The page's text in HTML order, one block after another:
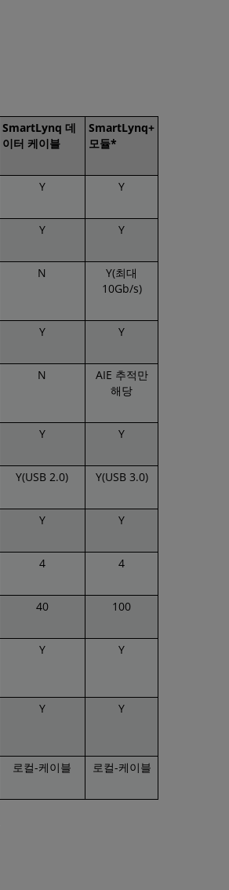
SmartLynq 데
이터 케이블
SmartLynq+
모듈*
Y Y
Y Y
N
Y(최대
10Gb/s)
Y Y
N
AIE 추적만
해당
Y Y
Y(USB 2.0) Y(USB 3.0)
Y Y
4 4
40 100
Y Y
Y Y
로컬-케이블 로컬-케이블